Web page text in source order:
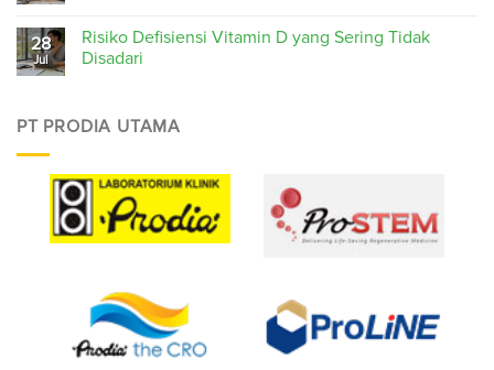
28
Jul
Risiko Defisiensi Vitamin D yang Sering Tidak
Disadari
PT PRODIA UTAMA